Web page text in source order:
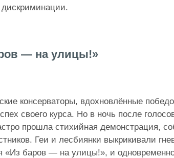
дискриминации.
— на улицы!»
консерваторы, вдохновлённые
своего курса. Но в ночь после
прошла стихийная демонстрация,
Геи и лесбиянки выкрикивали
«Из баров — на улицы!», и